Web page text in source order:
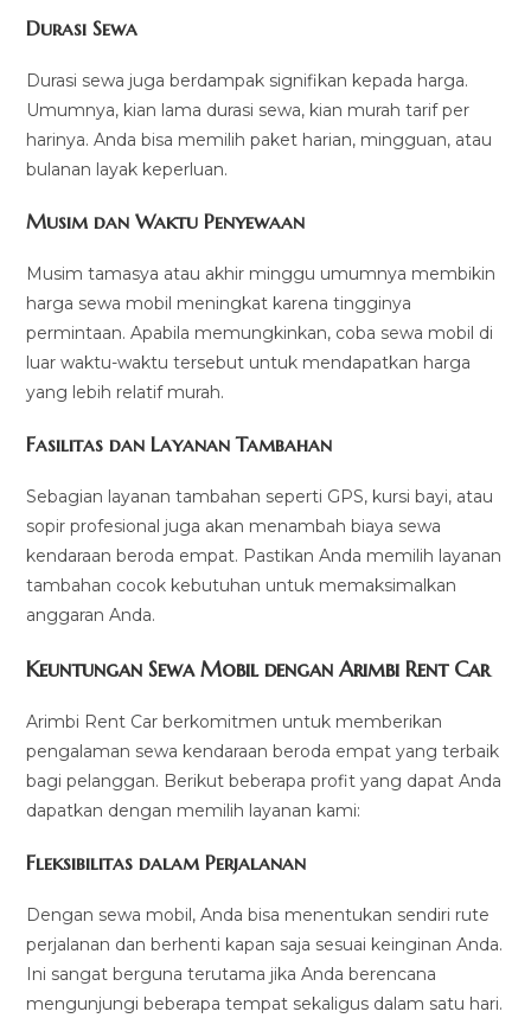
Durasi Sewa
Durasi sewa juga berdampak signifikan kepada harga.
Umumnya, kian lama durasi sewa, kian murah tarif per
harinya. Anda bisa memilih paket harian, mingguan, atau
bulanan layak keperluan.
Musim dan Waktu Penyewaan
Musim tamasya atau akhir minggu umumnya membikin
harga sewa mobil meningkat karena tingginya
permintaan. Apabila memungkinkan, coba sewa mobil di
luar waktu-waktu tersebut untuk mendapatkan harga
yang lebih relatif murah.
Fasilitas dan Layanan Tambahan
Sebagian layanan tambahan seperti GPS, kursi bayi, atau
sopir profesional juga akan menambah biaya sewa
kendaraan beroda empat. Pastikan Anda memilih layanan
tambahan cocok kebutuhan untuk memaksimalkan
anggaran Anda.
Keuntungan Sewa Mobil dengan Arimbi Rent Car
Arimbi Rent Car berkomitmen untuk memberikan
pengalaman sewa kendaraan beroda empat yang terbaik
bagi pelanggan. Berikut beberapa profit yang dapat Anda
dapatkan dengan memilih layanan kami:
Fleksibilitas dalam Perjalanan
Dengan sewa mobil, Anda bisa menentukan sendiri rute
perjalanan dan berhenti kapan saja sesuai keinginan Anda.
Ini sangat berguna terutama jika Anda berencana
mengunjungi beberapa tempat sekaligus dalam satu hari.